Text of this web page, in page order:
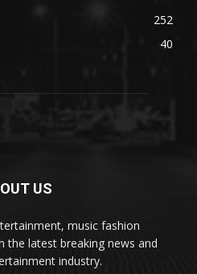
252
40
US
music fashion
the latest breaking news and
industry.